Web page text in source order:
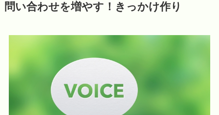
問い合わせを増やす！きっかけ作り